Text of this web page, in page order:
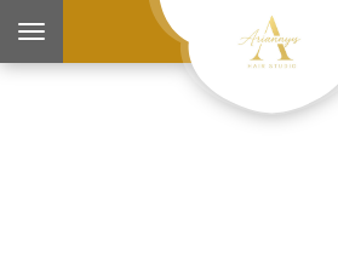
Toggle
navigation